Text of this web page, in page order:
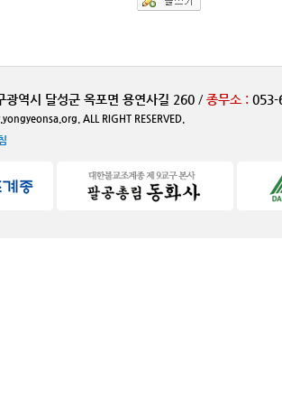
광역시 달성군 옥포면 용연사길 260 / 종무소 : 053-
ALL RIGHT RESERVED.